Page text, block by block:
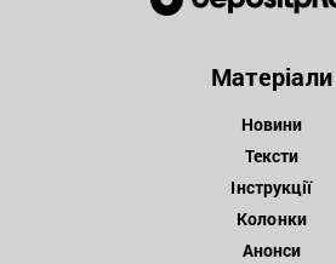
Матеріали
Новини
Тексти
Інструкції
Колонки
Анонси